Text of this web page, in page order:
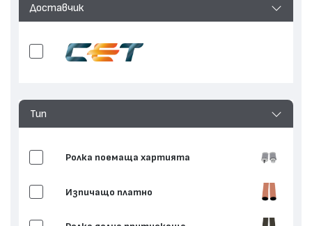
Доставчик
Тип
Ролка поемаща хартията
Изпичащо платно